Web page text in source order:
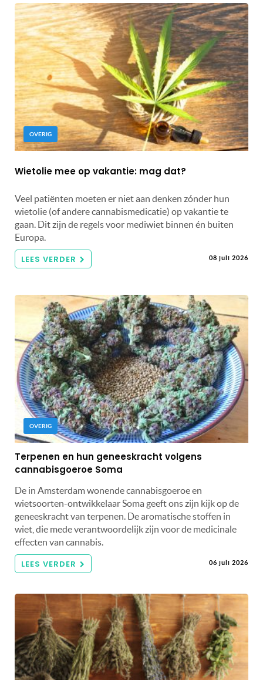
OVERIG
Wietolie mee op vakantie: mag dat?
Veel patiënten moeten er niet aan denken zónder hun
wietolie (of andere cannabismedicatie) op vakantie te
gaan. Dit zijn de regels voor mediwiet binnen én buiten
Europa.
LEES VERDER 08 juli 2026
OVERIG
Terpenen en hun geneeskracht volgens
cannabisgoeroe Soma
De in Amsterdam wonende cannabisgoeroe en
wietsoorten-ontwikkelaar Soma geeft ons zijn kijk op de
geneeskracht van terpenen. De aromatische stoffen in
wiet, die mede verantwoordelijk zijn voor de medicinale
effecten van cannabis.
LEES VERDER 06 juli 2026